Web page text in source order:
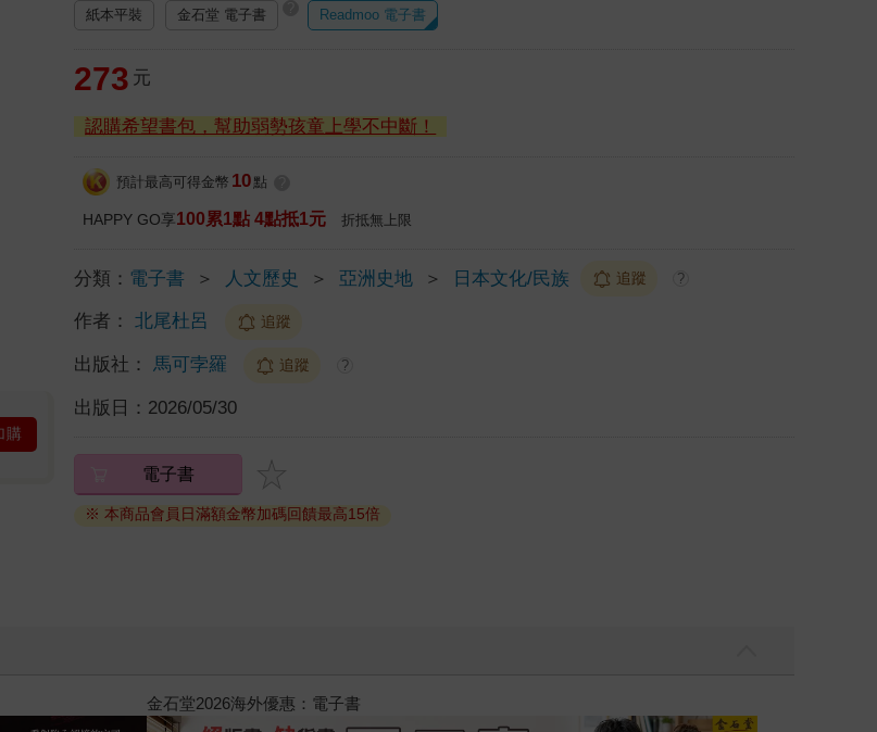
購
紙本平裝 金石堂 電子書 Readmoo 電子書
273 元
認購希望書包，幫助弱勢孩童上學不中斷！
預計最高可得金幣 10 點
HAPPY GO享100累1點 4點抵1元 折抵無上限
分類： 電子書 ＞ 人文歷史 ＞ 亞洲史地 ＞ 日本文化/民族 追蹤 ?
作者： 北尾杜呂 追蹤
出版社： 馬可孛羅 追蹤 ?
出版日： 2026/05/30
電子書
※ 本商品會員日滿額金幣加碼回饋最高15倍
2026金石堂暑假漫博〈你好，我吃一點〉第二波